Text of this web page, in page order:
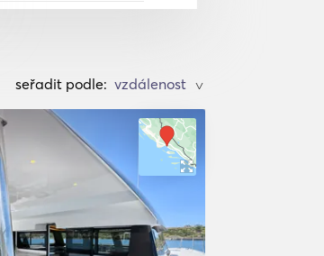
seřadit podle: >